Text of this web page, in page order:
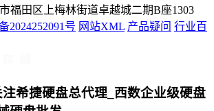
福田区上梅林街道卓越城二期B座1303
2024252091号 网站XML 产品疑问 行业百
希捷硬盘总代理_西数企业级硬盘